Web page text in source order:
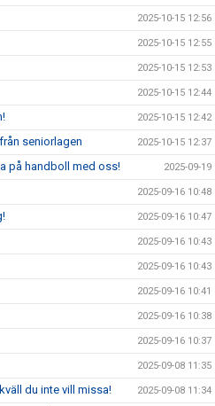
2025-10-15 12:56
2025-10-15 12:55
2025-10-15 12:53
2025-10-15 12:44
2025-10-15 12:42
seniorlagen 2025-10-15 12:37
på handboll med oss! 2025-09-19
2025-09-16 10:48
2025-09-16 10:47
2025-09-16 10:43
2025-09-16 10:43
2025-09-16 10:41
2025-09-16 10:38
2025-09-16 10:37
2025-09-08 11:35
du inte vill missa! 2025-09-08 11:34